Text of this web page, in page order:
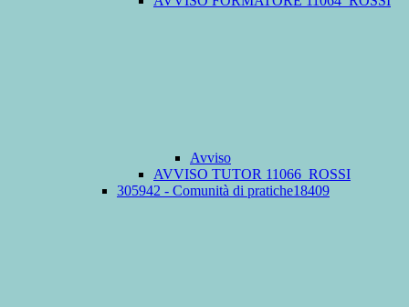
Avviso
AVVISO TUTOR 11066_ROSSI
305942 - Comunità di pratiche18409